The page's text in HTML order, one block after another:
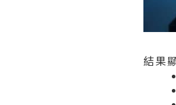
結果